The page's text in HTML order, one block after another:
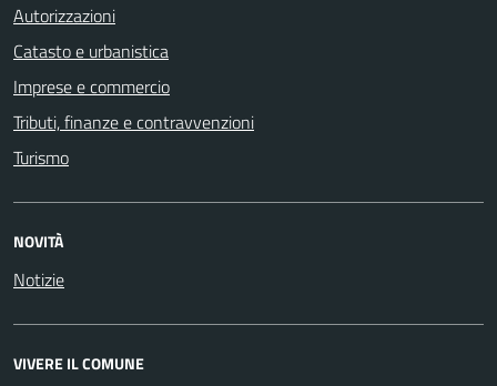
Autorizzazioni
Catasto e urbanistica
Imprese e commercio
Tributi, finanze e contravvenzioni
Turismo
NOVITÀ
Notizie
VIVERE IL COMUNE